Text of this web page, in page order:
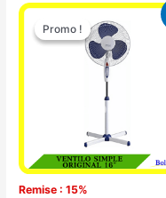
Promo !
Remise : 15%
Promo !
Le
prix
initial
était :
10.000 CFA.
Le